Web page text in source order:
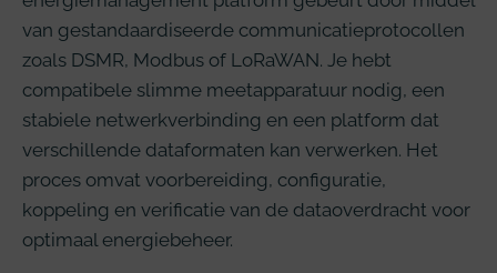
van gestandaardiseerde communicatieprotocollen
zoals DSMR, Modbus of LoRaWAN. Je hebt
compatibele slimme meetapparatuur nodig, een
stabiele netwerkverbinding en een platform dat
verschillende dataformaten kan verwerken. Het
proces omvat voorbereiding, configuratie,
koppeling en verificatie van de dataoverdracht voor
optimaal energiebeheer.